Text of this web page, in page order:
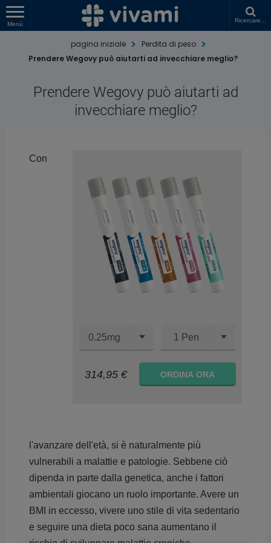
Menù
Ricercare...
pagina iniziale
Perdita di peso
Prendere Wegovy può aiutarti ad invecchiare meglio?
Prendere Wegovy può aiutarti ad
invecchiare meglio?
0.25mg 1 Pen
314,95 € ORDINA ORA
Con
l'avanzare dell'età, si è naturalmente più
vulnerabili a malattie e patologie. Sebbene ciò
dipenda in parte dalla genetica, anche i fattori
ambientali giocano un ruolo importante. Avere un
BMI in eccesso, vivere uno stile di vita sedentario
e seguire una dieta poco sana aumentano il